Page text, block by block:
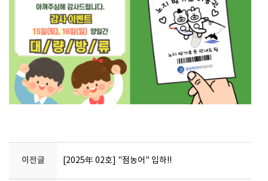
이전글 [2025年 02호] "점농어" 입하!!